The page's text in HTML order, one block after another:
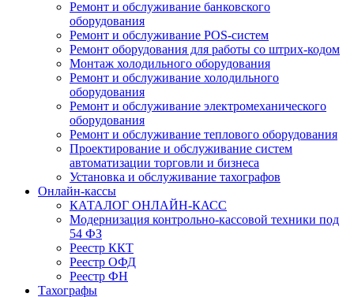
Ремонт и обслуживание банковского
оборудования
Ремонт и обслуживание POS-систем
Ремонт оборудования для работы со штрих-кодом
Монтаж холодильного оборудования
Ремонт и обслуживание холодильного
оборудования
Ремонт и обслуживание электромеханического
оборудования
Ремонт и обслуживание теплового оборудования
Проектирование и обслуживание систем
автоматизации торговли и бизнеса
Установка и обслуживание тахографов
Онлайн-кассы
КАТАЛОГ ОНЛАЙН-КАСС
Модернизация контрольно-кассовой техники под
54 ФЗ
Реестр ККТ
Реестр ОФД
Реестр ФН
Тахографы